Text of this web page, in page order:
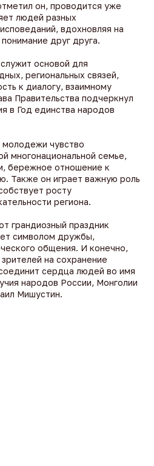
он, проводится уже
людей разных
вдохновляя на
друг друга.
основой для
региональных связей,
к диалогу, взаимному
Правительства подчеркнул
в Год единства народов
чувство
многонациональной семье,
бережное отношение к
Также он играет важную роль
росту
региона.
грандиозный праздник
символом дружбы,
общения. И конечно,
на сохранение
сердца людей во имя
народов России, Монголии
Мишустин.